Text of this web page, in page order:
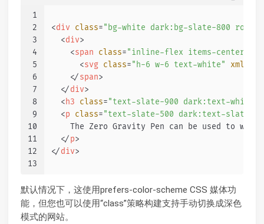
1
2
3
4
5
6
7
8
9
10
11
12
13
<div class="bg-white dark:bg-slate-800
<div>
<span class="inline-flex items-center
<svg class="h-6 w-6 text-white" xmlns
</span>
</div>
<h3 class="text-slate-900 dark:text-white
<p class="text-slate-500 dark:text-slate-
The Zero Gravity Pen can be used to
</p>
</div>
默认情况下，这使用prefers-color-scheme CSS 媒体功
能，但您也可以使用“class”策略构建支持手动切换成深色
模式的网站。